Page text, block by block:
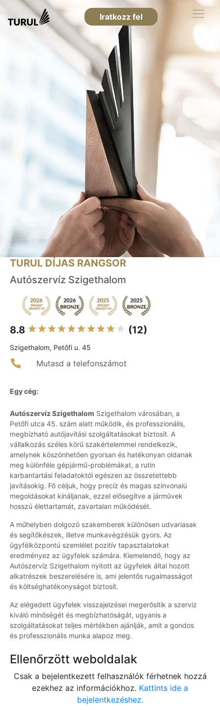
Iratkozz fel
TURUL DÍJAS RANGSOR
Autószervíz Szigethalom
8.8 (12)
Szigethalom, Petőfi u. 45
Mutasd a telefonszámot
Egy cég:
Autószervíz Szigethalom Szigethalom városában, a
Petőfi utca 45. szám alatt működik, és professzionális,
megbízható autójavítási szolgáltatásokat biztosít. A
vállalkozás széles körű szakértelemmel rendelkezik,
amelynek köszönhetően gyorsan és hatékonyan oldanak
meg különféle gépjármű-problémákat, a rutin
karbantartási feladatoktól egészen az összetettebb
javításokig. Fő céljuk, hogy precíz és magas színvonalú
megoldásokat kínáljanak, ezzel elősegítve a járművek
hosszú élettartamát, zavartalan működését.
A műhelyben dolgozó szakemberek különösen udvariasak
és segítőkészek, illetve munkavégzésük gyors. Az
ügyfélközpontú szemlélet pozitív tapasztalatokat
eredményez az ügyfelek számára. Kiemelendő, hogy az
Autószervíz Szigethalom nyitott az ügyfelek által hozott
alkatrészek beszerelésére is, ami jelentős rugalmasságot
és költséghatékonyságot biztosít.
Az elégedett ügyfelek visszajelzései megerősítik a szerviz
kiváló minőségét és megbízhatóságát, ugyanis a
szolgáltatásokat teljes mértékben ajánlják, amit a gondos
és professzionális munka alapoz meg.
Ellenőrzött weboldalak
Csak a bejelentkezett felhasználók férhetnek hozzá
ezekhez az információkhoz. Kattints ide a
bejelentkezéshez.